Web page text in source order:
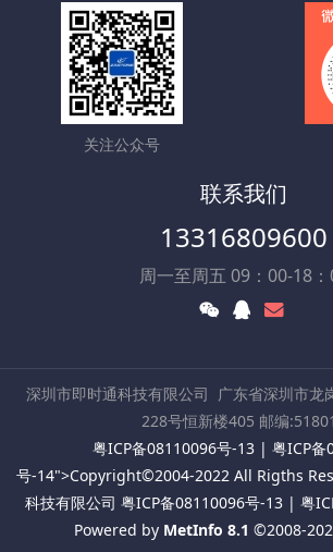
关注公众号
联系我们
13316809600
周一至周五 09：00-18
深圳市即时通科技有限公司 广东省深圳市龙
228号恒新楼405 邮编
粤ICP备08110096号-13| 粤ICP备
号-14">Copyright©2004-2022 All Rigths
科技有限公司 粤ICP备08110096号-13 | 粤
Powered by MetInfo 8.1 ©2008-